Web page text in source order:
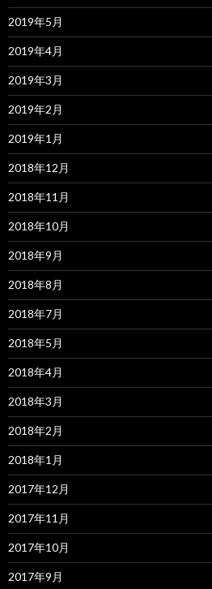
2019年5月
2019年4月
2019年3月
2019年2月
2019年1月
2018年12月
2018年11月
2018年10月
2018年9月
2018年8月
2018年7月
2018年5月
2018年4月
2018年3月
2018年2月
2018年1月
2017年12月
2017年11月
2017年10月
2017年9月